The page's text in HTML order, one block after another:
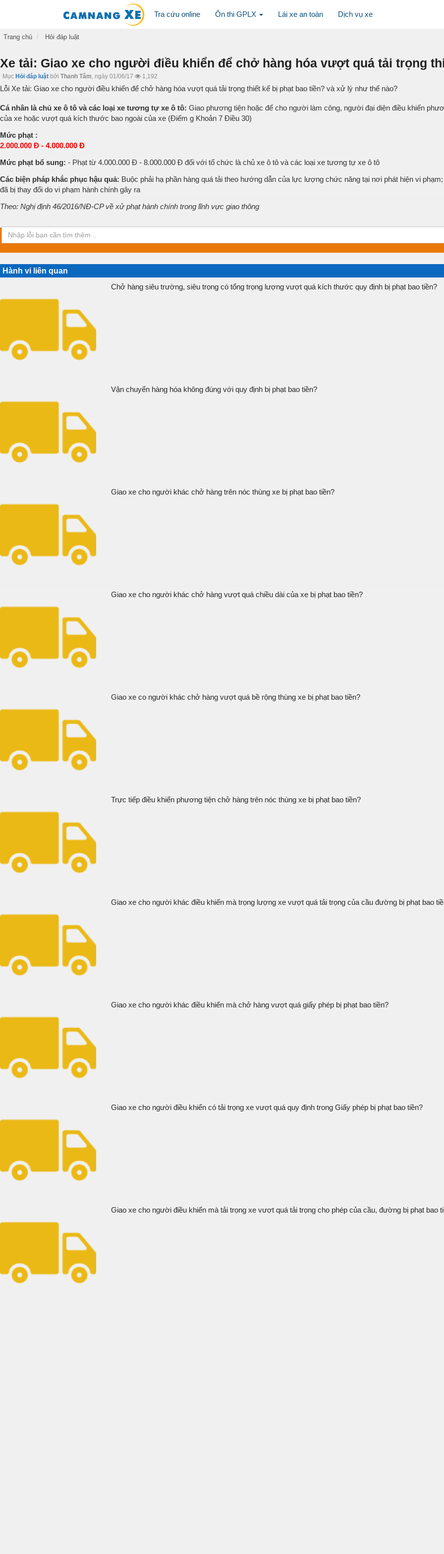
Tra cứu online Ôn thi GPLX Lái xe an toàn Dịch vụ xe
Trang chủ Hỏi đáp luật
Xe tải: Giao xe cho người điều khiển để chở hàng hóa vượt quá tải trọng
Mục Hỏi đáp luật bởi Thanh Tâm, ngày 01/06/17 1,192
Lỗi Xe tải: Giao xe cho người điều khiển để chở hàng hóa vượt quá tải trọng thiết kế bị phạt bao tiền? và xử lý như thế nào?
Cá nhân là chủ xe ô tô và các loại xe tương tự xe ô tô: Giao phương tiện hoặc để cho người làm công, người đại diện điều khiển
của xe hoặc vượt quá kích thước bao ngoài của xe (Điểm g Khoản 7 Điều 30)
Mức phạt :
2.000.000 Đ - 4.000.000 Đ
Mức phạt bổ sung: - Phạt từ 4.000.000 Đ - 8.000.000 Đ đối với tổ chức là chủ xe ô tô và các loại xe tương tự xe ô tô
Các biện pháp khắc phục hậu quả: Buộc phải hạ phần hàng quá tải theo hướng dẫn của lực lượng chức năng tại nơi phát hiện vi
đã bị thay đổi do vi phạm hành chính gây ra
Theo: Nghị định 46/2016/NĐ-CP về xử phạt hành chính trong lĩnh vực giao thông
Hành vi liên quan
Chở hàng siêu trường, siêu trọng có tổng trọng lượng vượt quá kích thước quy định bị phạt bao tiền?
Vận chuyển hàng hóa không đúng với quy định bị phạt bao tiền?
Giao xe cho người khác chở hàng trên nóc thùng xe bị phạt bao tiền?
Giao xe cho người khác chở hàng vượt quá chiều dài của xe bị phạt bao tiền?
Giao xe co người khác chở hàng vượt quá bề rộng thùng xe bị phạt bao tiền?
Trực tiếp điều khiển phương tiện chở hàng trên nóc thùng xe bị phạt bao tiền?
Giao xe cho người khác điều khiển mà trọng lượng xe vượt quá tải trọng của cầu đường bị phạt bao
Giao xe cho người khác điều khiển mà chở hàng vượt quá giấy phép bị phạt bao tiền?
Giao xe cho người điều khiển có tải trọng xe vượt quá quy định trong Giấy phép bị phạt bao tiền?
Giao xe cho người điều khiển mà tải trọng xe vượt quá tải trọng cho phép của cầu, đường bị phạt bao